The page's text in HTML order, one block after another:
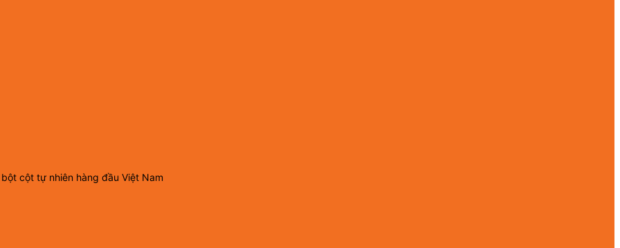
cột tự nhiên hàng đầu Việt Nam